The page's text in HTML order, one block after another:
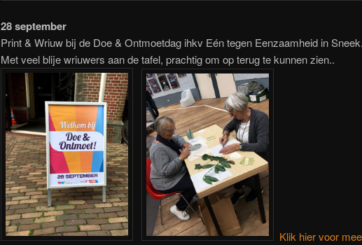
28 september
Print & Wriuw bij de Doe & Ontmoetdag ihkv Eén tegen Eenzaamheid in
Met veel blije wriuwers aan de tafel, prachtig om op terug te kunnen zien..
Klik hier voor